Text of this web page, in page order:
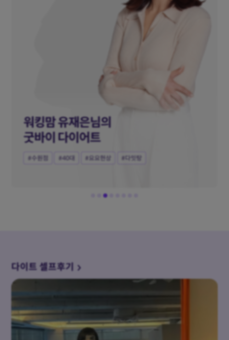
워킹맘 유재은님의
굿바이 다이어트
#수원점 #40대 #요요현상 #다잇탕
다이트 셀프후기